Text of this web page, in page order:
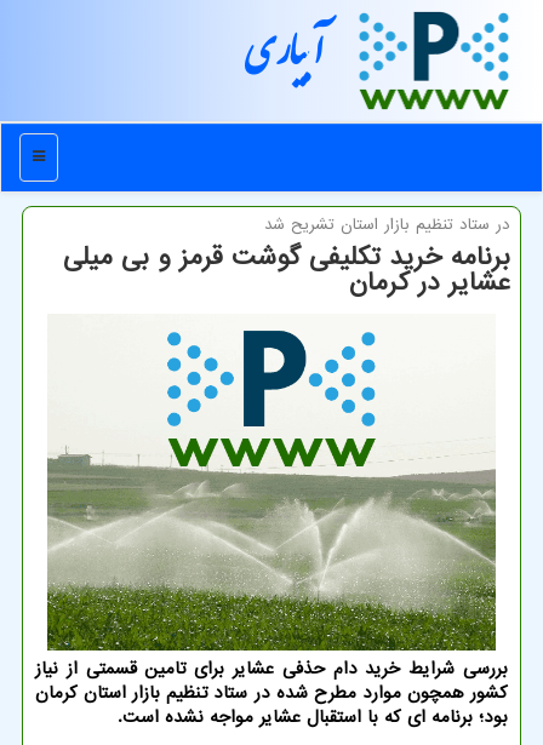
آبیاری
منو
در ستاد تنظیم بازار استان تشریح شد
برنامه خرید تکلیفی گوشت قرمز و بی میلی
عشایر در کرمان
بررسی شرایط خرید دام حذفی عشایر برای تامین قسمتی از نیاز
کشور همچون موارد مطرح شده در ستاد تنظیم بازار استان کرمان
بود؛ برنامه ای که با استقبال عشایر مواجه نشده است.